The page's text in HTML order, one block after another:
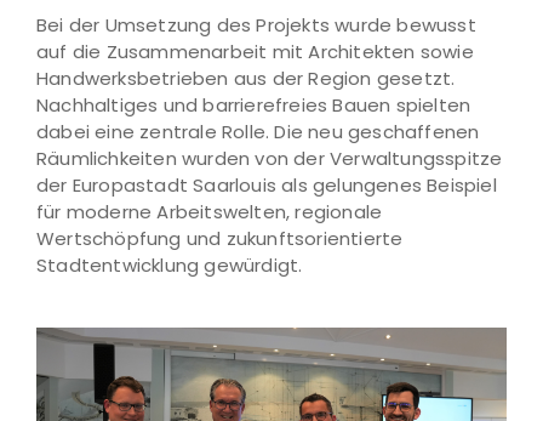
Bei der Umsetzung des Projekts wurde bewusst
auf die Zusammenarbeit mit Architekten sowie
Handwerksbetrieben aus der Region gesetzt.
Nachhaltiges und barrierefreies Bauen spielten
dabei eine zentrale Rolle. Die neu geschaffenen
Räumlichkeiten wurden von der Verwaltungsspitze
der Europastadt Saarlouis als gelungenes Beispiel
für moderne Arbeitswelten, regionale
Wertschöpfung und zukunftsorientierte
Stadtentwicklung gewürdigt.